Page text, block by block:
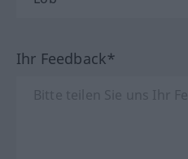
Ihr Feedback*